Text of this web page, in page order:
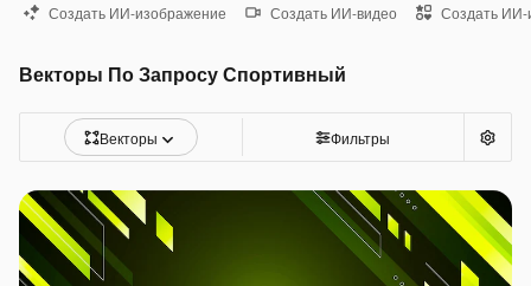
Создать ИИ-изображение Создать ИИ-видео Создать ИИ-
Векторы По Запросу Спортивный
Векторы Фильтры